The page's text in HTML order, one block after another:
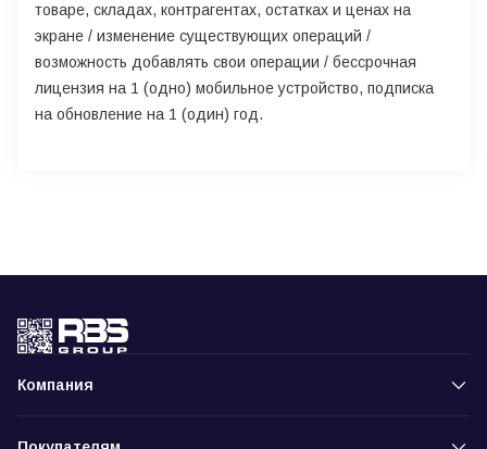
товаре, складах, контрагентах, остатках и ценах на
экране / изменение существующих операций /
возможность добавлять свои операции / бессрочная
лицензия на 1 (одно) мобильное устройство, подписка
на обновление на 1 (один) год.
Компания